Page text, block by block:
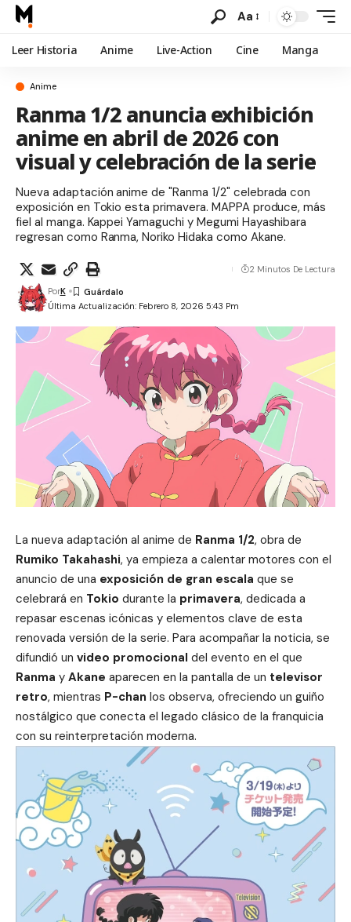
Aa
Leer Historia Anime Live-Action Cine Manga
Anime
Ranma 1/2 anuncia exhibición
anime en abril de 2026 con
visual y celebración de la serie
Nueva adaptación anime de "Ranma 1/2" celebrada con
exposición en Tokio esta primavera. MAPPA produce, más
fiel al manga. Kappei Yamaguchi y Megumi Hayashibara
regresan como Ranma, Noriko Hidaka como Akane.
Última Actualización: Febrero 8, 2026 5:43 Pm
PorK
2 Minutos De Lectura
La nueva adaptación al anime de Ranma 1/2, obra de
Rumiko Takahashi, ya empieza a calentar motores con el
anuncio de una exposición de gran escala que se
celebrará en Tokio durante la primavera, dedicada a
repasar escenas icónicas y elementos clave de esta
renovada versión de la serie. Para acompañar la noticia, se
difundió un video promocional del evento en el que
Ranma y Akane aparecen en la pantalla de un televisor
retro, mientras P-chan los observa, ofreciendo un guiño
nostálgico que conecta el legado clásico de la franquicia
con su reinterpretación moderna.